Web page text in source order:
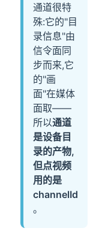
通道很特
殊:它的"目
录信息"由
信令面同
步而来,它
的"画
面"在媒体
面取——
所以通道
是设备目
录的产物,
但点视频
用的是
channelId
。